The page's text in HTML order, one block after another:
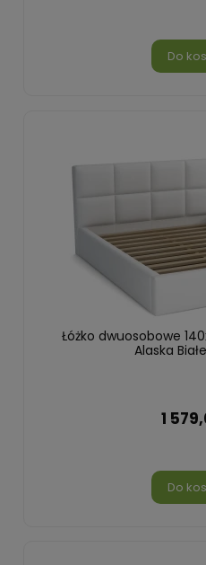
Do
Łóżko dwuosobowe
Alaska
1
Do